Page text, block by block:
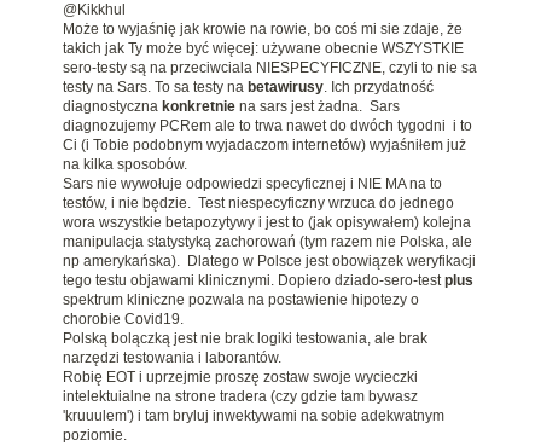
@Kikkhul
Może to wyjaśnię jak krowie na rowie, bo coś mi sie zdaje, że
takich jak Ty może być więcej: używane obecnie WSZYSTKIE
sero-testy są na przeciwciala NIESPECYFICZNE, czyli to nie sa
testy na Sars. To sa testy na betawirusy. Ich przydatność
diagnostyczna konkretnie na sars jest żadna. Sars
diagnozujemy PCRem ale to trwa nawet do dwóch tygodni i to
Ci (i Tobie podobnym wyjadaczom internetów) wyjaśniłem już
na kilka sposobów.
Sars nie wywołuje odpowiedzi specyficznej i NIE MA na to
testów, i nie będzie. Test niespecyficzny wrzuca do jednego
wora wszystkie betapozytywy i jest to (jak opisywałem) kolejna
manipulacja statystyką zachorowań (tym razem nie Polska, ale
np amerykańska). Dlatego w Polsce jest obowiązek weryfikacji
tego testu objawami klinicznymi. Dopiero dziado-sero-testplus
spektrum kliniczne pozwala na postawienie hipotezy o
chorobie Covid19.
Polską bolączką jest nie brak logiki testowania, ale brak
narzędzi testowania i laborantów.
Robię EOT i uprzejmie proszę zostaw swoje wycieczki
intelektuialne na strone tradera (czy gdzie tam bywasz
'kruuulem') i tam bryluj inwektywami na sobie adekwatnym
poziomie.